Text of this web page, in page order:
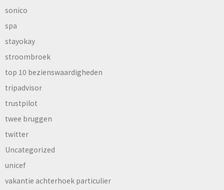
sonico
spa
stayokay
stroombroek
top 10 bezienswaardigheden
tripadvisor
trustpilot
twee bruggen
twitter
Uncategorized
unicef
vakantie achterhoek particulier